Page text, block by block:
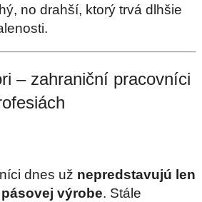
no drahší, ktorý trvá dlhšie
– zahraniční pracovníci
dnes už nepredstavujú len
výrobe. Stále